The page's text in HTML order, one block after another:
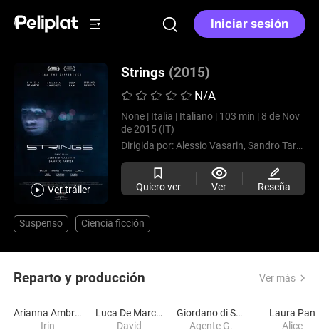
Iniciar sesión
Ver tráiler
Strings (2015)
N/A
None | Italia | Italiano | 103 min | 8 de Nov
de 2015 (IT)
Dirigida por:Alessio Vasarin, Sandro Tarter
Quiero ver Ver Reseña
Suspenso Ciencia ficción
Reparto y producción Ver más
Arianna Ambrosetti
Irin
Luca De Marchi
David
Giordano di Stasio
Agente G.
Laura Pan
Alice